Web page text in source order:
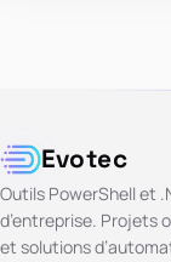
Evotec
Outils PowerShell et
d’entreprise. Projets
et solutions